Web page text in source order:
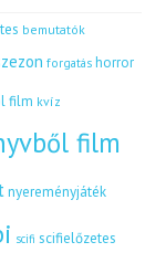
bemutatók
forgatás horror
film kvíz
film
nyereményjáték
scifi scifielőzetes